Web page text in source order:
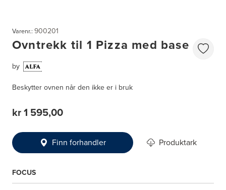
Varenr.: 900201
Ovntrekk til 1 Pizza med base
by
Beskytter ovnen når den ikke er i bruk
kr 1 595,00
Finn forhandler Produktark
FOCUS